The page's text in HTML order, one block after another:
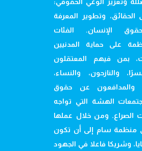
وتطوير المعرفة
الإنسان. الفئات
على حماية المدنيين
بمن فيهم المعتقلون
والنازحون، والنساء،
والمدافعون عن حقوق
الهشة التي تواجه
الصراع. ومن خلال عملها
منظمة سام إلى أن تكون
وشريكا فاعلا في الجهود